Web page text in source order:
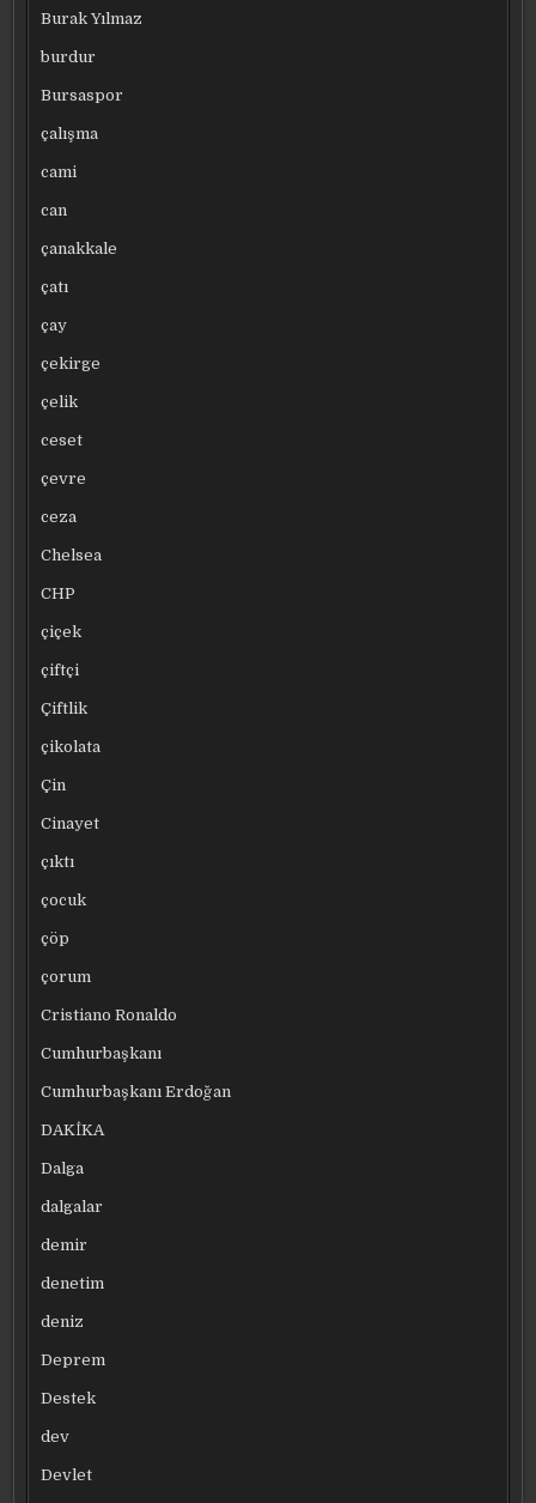
Burak Yılmaz
burdur
Bursaspor
çalışma
cami
can
çanakkale
çatı
çay
çekirge
çelik
ceset
çevre
ceza
Chelsea
CHP
çiçek
çiftçi
Çiftlik
çikolata
Çin
Cinayet
çıktı
çocuk
çöp
çorum
Cristiano Ronaldo
Cumhurbaşkanı
Cumhurbaşkanı Erdoğan
DAKİKA
Dalga
dalgalar
demir
denetim
deniz
Deprem
Destek
dev
Devlet